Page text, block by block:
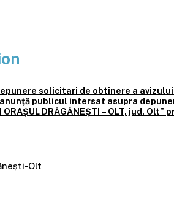
solicitari de obtinere a
publicul intersat asupra
ORAȘUL DRĂGĂNEȘTI – OLT, jud.
Olt